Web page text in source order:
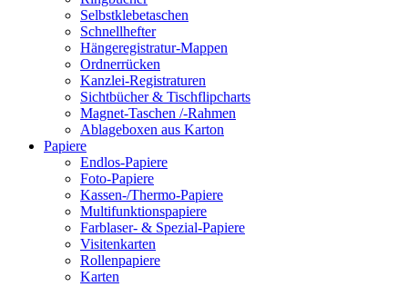
Selbstklebetaschen
Schnellhefter
Hängeregistratur-Mappen
Ordnerrücken
Kanzlei-Registraturen
Sichtbücher & Tischflipcharts
Magnet-Taschen /-Rahmen
Ablageboxen aus Karton
Papiere
Endlos-Papiere
Foto-Papiere
Kassen-/Thermo-Papiere
Multifunktionspapiere
Farblaser- & Spezial-Papiere
Visitenkarten
Rollenpapiere
Karten